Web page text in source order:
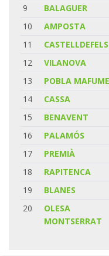
9
BALAGUER
10
AMPOSTA
11
CASTELLDEFELS
12
VILANOVA
13
POBLA
14
CASSA
15
BENAVENT
16
PALAMÓS
17
PREMIÀ
18
RAPITENCA
19
BLANES
20
OLESA
MONTSERRAT